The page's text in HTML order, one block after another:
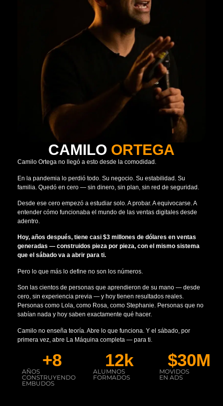
CAMILO ORTEGA
Camilo Ortega no llegó a esto desde la comodidad.
En la pandemia lo perdió todo. Su negocio. Su estabilidad. Su
familia. Quedó en cero — sin dinero, sin plan, sin red de seguridad.
Desde ese cero empezó a estudiar solo. A probar. A equivocarse. A
entender cómo funcionaba el mundo de las ventas digitales desde
adentro.
Hoy, años después, tiene casi $3 millones de dólares en ventas
generadas — construidos pieza por pieza, con el mismo sistema
que el sábado va a abrir para ti.
Pero lo que más lo define no son los números.
Son las cientos de personas que aprendieron de su mano — desde
cero, sin experiencia previa — y hoy tienen resultados reales.
Personas como Lola, como Rosa, como Stephanie. Personas que no
sabían nada y hoy saben exactamente qué hacer.
Camilo no enseña teoría. Abre lo que funciona. Y el sábado, por
primera vez, abre La Máquina completa — para ti.
AÑOS
CONSTRUYENDO
EMBUDOS
+8
ALUMNOS
FORMADOS
12k
MOVIDOS
EN ADS
$30M